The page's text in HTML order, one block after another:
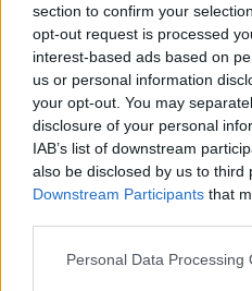
section to confirm your
opt-out request is processed
interest-based ads based on
us or personal information
your opt-out. You may
disclosure of your personal
IAB’s list of downstream
also be disclosed by us to third
Downstream Participants that
Personal Data Processing
-Vi har stor tro på
merkenavn uten riper
forenes, sier
Midthun, til
Han forteller at
alle Skilsøs modeller,
garanterer at de vil få